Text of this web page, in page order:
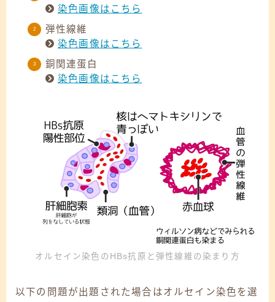
染色画像はこちら
弾性線維
染色画像はこちら
銅関連蛋白
染色画像はこちら
オルセイン染色のHBs抗原と弾性線維の染まり方
以下の問題が出題された場合はオルセイン染色を選